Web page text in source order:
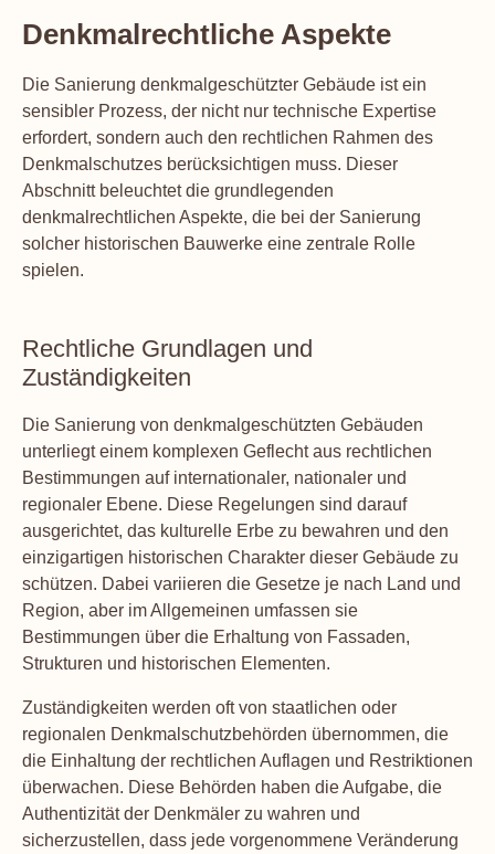
Denkmalrechtliche Aspekte
Die Sanierung denkmalgeschützter Gebäude ist ein
sensibler Prozess, der nicht nur technische Expertise
erfordert, sondern auch den rechtlichen Rahmen des
Denkmalschutzes berücksichtigen muss. Dieser
Abschnitt beleuchtet die grundlegenden
denkmalrechtlichen Aspekte, die bei der Sanierung
solcher historischen Bauwerke eine zentrale Rolle
spielen.
Rechtliche Grundlagen und
Zuständigkeiten
Die Sanierung von denkmalgeschützten Gebäuden
unterliegt einem komplexen Geflecht aus rechtlichen
Bestimmungen auf internationaler, nationaler und
regionaler Ebene. Diese Regelungen sind darauf
ausgerichtet, das kulturelle Erbe zu bewahren und den
einzigartigen historischen Charakter dieser Gebäude zu
schützen. Dabei variieren die Gesetze je nach Land und
Region, aber im Allgemeinen umfassen sie
Bestimmungen über die Erhaltung von Fassaden,
Strukturen und historischen Elementen.
Zuständigkeiten werden oft von staatlichen oder
regionalen Denkmalschutzbehörden übernommen, die
die Einhaltung der rechtlichen Auflagen und Restriktionen
überwachen. Diese Behörden haben die Aufgabe, die
Authentizität der Denkmäler zu wahren und
sicherzustellen, dass jede vorgenommene Veränderung